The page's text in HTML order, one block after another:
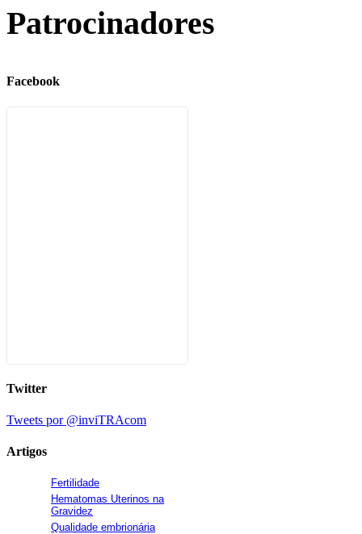
Patrocinadores
Facebook
Twitter
Tweets por @inviTRAcom
Artigos
Fertilidade
Hematomas Uterinos na
Gravidez
Qualidade embrionária